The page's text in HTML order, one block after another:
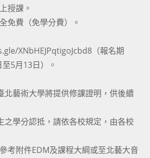
授課。
免費（免學分費）。
XNbHEJPqtigoJcbd8（報名期
5月13日）。
北藝術大學將提供修課證明，供後續
之學分認抵，請依各校規定，由各校
考附件EDM及課程大綱或至北藝大音